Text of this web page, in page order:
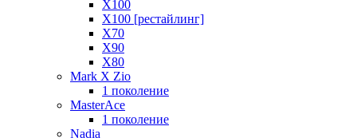
X100
X100 [рестайлинг]
X70
X90
Х80
Mark X Zio
1 поколение
MasterAce
1 поколение
Nadia